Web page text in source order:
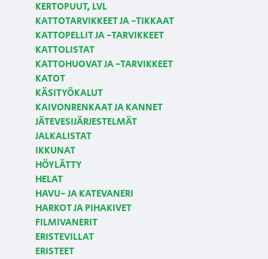
KERTOPUUT, LVL
KATTOTARVIKKEET JA -TIKKAAT
KATTOPELLIT JA -TARVIKKEET
KATTOLISTAT
KATTOHUOVAT JA -TARVIKKEET
KATOT
KÄSITYÖKALUT
KAIVONRENKAAT JA KANNET
JÄTEVESIJÄRJESTELMÄT
JALKALISTAT
IKKUNAT
HÖYLÄTTY
HELAT
HAVU- JA KATEVANERI
HARKOT JA PIHAKIVET
FILMIVANERIT
ERISTEVILLAT
ERISTEET